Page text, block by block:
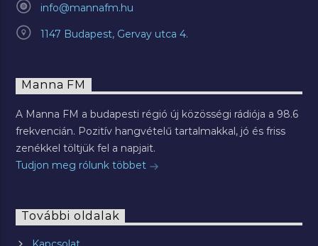
info@mannafm.hu
1147 Budapest, Gervay utca 4.
Manna FM
A Manna FM a budapesti régió új közösségi rádiója a 98.6
frekvencián. Pozitív hangvételű tartalmakkal, jó és friss
zenékkel töltjük fel a napjait.
Tudjon meg rólunk többet
További oldalak